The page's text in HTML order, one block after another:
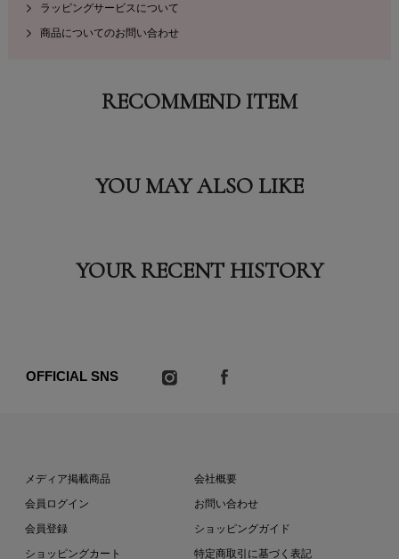
ラッピングサービスについて
商品についてのお問い合わせ
RECOMMEND ITEM
YOU MAY ALSO LIKE
YOUR RECENT HISTORY
OFFICIAL SNS
メディア掲載商品
会員ログイン
会員登録
ショッピングカート
会社概要
お問い合わせ
ショッピングガイド
特定商取引に基づく表記